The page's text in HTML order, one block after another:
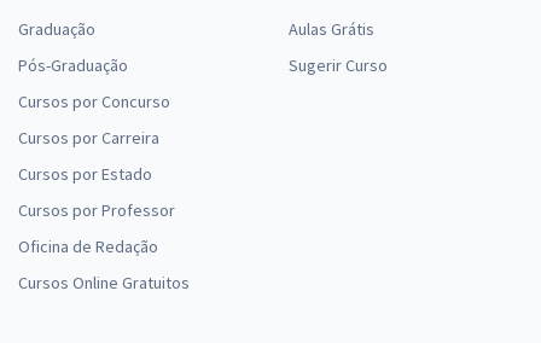
Graduação
Pós-Graduação
Cursos por Concurso
Cursos por Carreira
Cursos por Estado
Cursos por Professor
Oficina de Redação
Cursos Online Gratuitos
Aulas Grátis
Sugerir Curso